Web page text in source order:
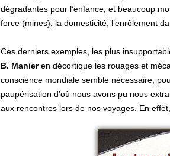
dégradantes pour l’enfance, et beaucoup
force (mines), la domesticité, l’enrôlement
Ces derniers exemples, les plus
B. Manieren décortique les rouages et
conscience mondiale semble nécessaire,
paupérisation d’où nous avons pu nous
aux rencontres lors de nos voyages. En